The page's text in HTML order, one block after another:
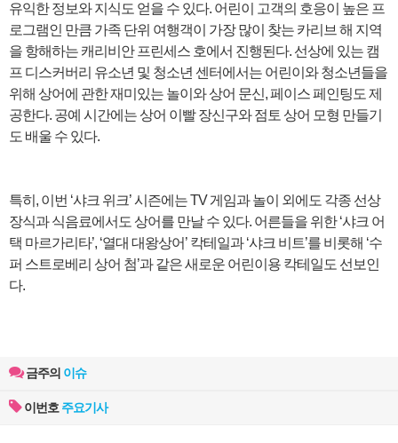
유익한 정보와 지식도 얻을 수 있다. 어린이 고객의 호응이 높은 프
로그램인 만큼 가족 단위 여행객이 가장 많이 찾는 카리브 해 지역
을 항해하는 캐리비안 프린세스 호에서 진행된다. 선상에 있는 캠
프 디스커버리 유소년 및 청소년 센터에서는 어린이와 청소년들을
위해 상어에 관한 재미있는 놀이와 상어 문신, 페이스 페인팅도 제
공한다. 공예 시간에는 상어 이빨 장신구와 점토 상어 모형 만들기
도 배울 수 있다.
특히, 이번 ‘샤크 위크’ 시즌에는 TV 게임과 놀이 외에도 각종 선상
장식과 식음료에서도 상어를 만날 수 있다. 어른들을 위한 ‘샤크 어
택 마르가리타’, ‘열대 대왕상어’ 칵테일과 ‘샤크 비트’를 비롯해 ‘수
퍼 스트로베리 상어 첨’과 같은 새로운 어린이용 칵테일도 선보인
다.
금주의 이슈
이번호주요기사